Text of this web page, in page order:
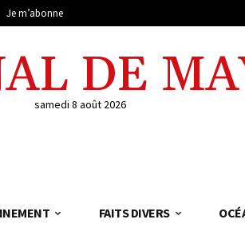
Je m’abonne
DE
samedi 8 août 2026
FAITS DIVERS